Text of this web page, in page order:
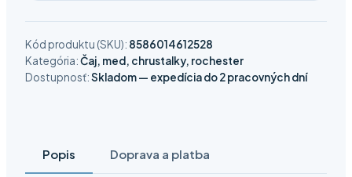
Kód produktu (SKU): 8586014612528
Kategória:Čaj, med, chrustalky, rochester
Dostupnosť:Skladom — expedícia do 2 pracovných dní
Popis Doprava a platba